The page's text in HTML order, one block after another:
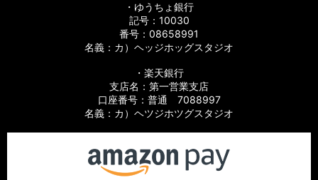
・ゆうちょ銀行
記号：10030
番号：08658991
名義：カ）ヘッジホッグスタジオ
・楽天銀行
支店名：第一営業支店
口座番号：普通 7088997
名義：カ）ヘツジホツグスタジオ